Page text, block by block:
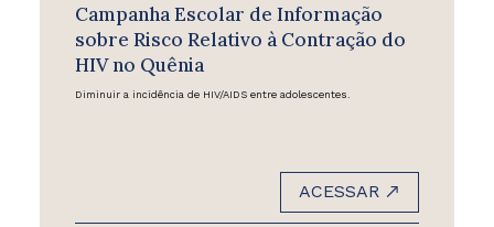
Campanha Escolar de Informação
sobre Risco Relativo à Contração do
HIV no Quênia
Diminuir a incidência de HIV/AIDS entre adolescentes.
ACESSAR